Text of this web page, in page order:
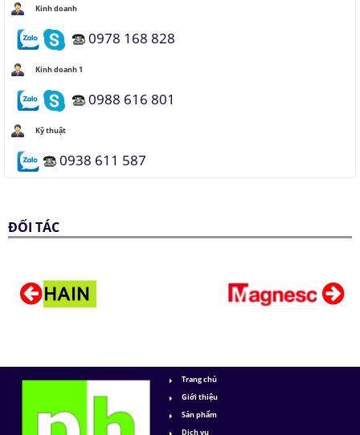
Kinh doanh
0978 168 828
Kinh doanh 1
0988 616 801
Kỹ thuật
0938 611 587
ĐỐI TÁC
Trang chủ
Giới thiệu
Sản phẩm
Dịch vụ